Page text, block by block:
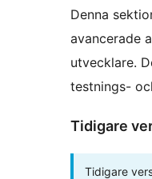
Denna
avancerade
utvecklare.
testnings-
Tidigare
Tidigare